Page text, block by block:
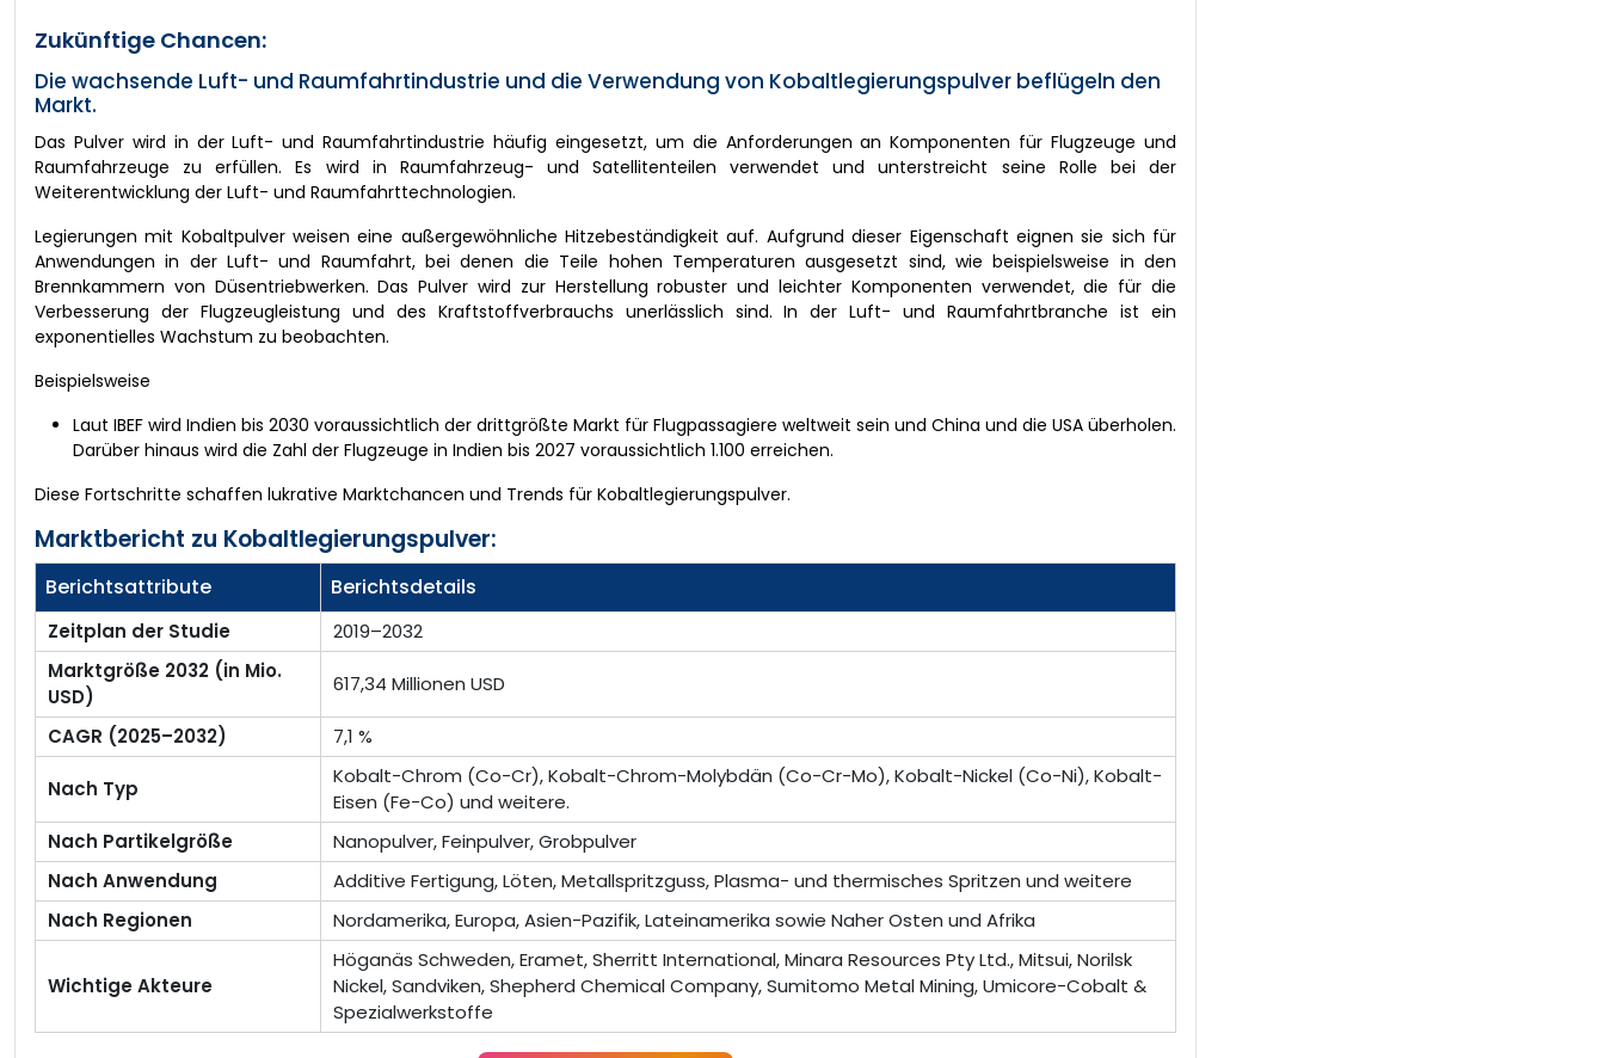
Zukünftige Chancen:
Die wachsende Luft- und Raumfahrtindustrie und die Verwendung von Kobaltlegierungspulver beflügeln den
Markt.
Das Pulver wird in der Luft- und Raumfahrtindustrie häufig eingesetzt, um die Anforderungen an Komponenten für Flugzeuge und
Raumfahrzeuge zu erfüllen. Es wird in Raumfahrzeug- und Satellitenteilen verwendet und unterstreicht seine Rolle bei der
Weiterentwicklung der Luft- und Raumfahrttechnologien.
Legierungen mit Kobaltpulver weisen eine außergewöhnliche Hitzebeständigkeit auf. Aufgrund dieser Eigenschaft eignen sie sich für
Anwendungen in der Luft- und Raumfahrt, bei denen die Teile hohen Temperaturen ausgesetzt sind, wie beispielsweise in den
Brennkammern von Düsentriebwerken. Das Pulver wird zur Herstellung robuster und leichter Komponenten verwendet, die für die
Verbesserung der Flugzeugleistung und des Kraftstoffverbrauchs unerlässlich sind. In der Luft- und Raumfahrtbranche ist ein
exponentielles Wachstum zu beobachten.
Beispielsweise
Laut IBEF wird Indien bis 2030 voraussichtlich der drittgrößte Markt für Flugpassagiere weltweit sein und China und die USA überholen.
Darüber hinaus wird die Zahl der Flugzeuge in Indien bis 2027 voraussichtlich 1.100 erreichen.
Diese Fortschritte schaffen lukrative Marktchancen und Trends für Kobaltlegierungspulver.
Marktbericht zu Kobaltlegierungspulver:
Berichtsattribute Berichtsdetails
Zeitplan der Studie
2019–2032
Marktgröße 2032 (in Mio.
USD)
617,34 Millionen USD
CAGR (2025–2032) 7,1 %
Nach Typ
Kobalt-Chrom (Co-Cr), Kobalt-Chrom-Molybdän (Co-Cr-Mo), Kobalt-Nickel (Co-Ni), Kobalt-
Eisen (Fe-Co) und weitere.
Nach Partikelgröße
Nanopulver, Feinpulver, Grobpulver
Nach Anwendung
Additive Fertigung, Löten, Metallspritzguss, Plasma- und thermisches Spritzen und weitere
Nach Regionen
Nordamerika, Europa, Asien-Pazifik, Lateinamerika sowie Naher Osten und Afrika
Wichtige Akteure
Höganäs Schweden, Eramet, Sherritt International, Minara Resources Pty Ltd., Mitsui, Norilsk
Nickel, Sandviken, Shepherd Chemical Company, Sumitomo Metal Mining, Umicore-Cobalt &
Spezialwerkstoffe